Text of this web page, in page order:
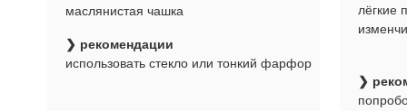
маслянистая чашка
❯ рекомендации
использовать стекло или тонкий фарфор
лёгкие
❯